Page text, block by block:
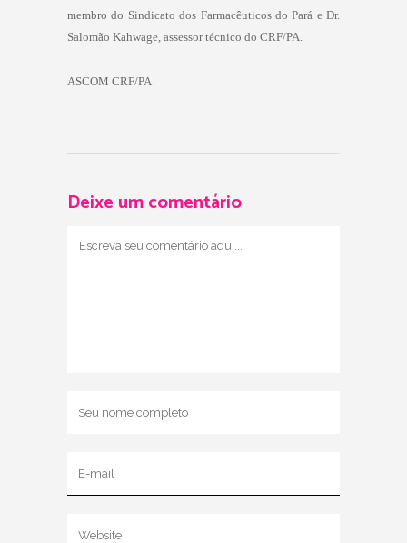
membro do Sindicato dos Farmacêuticos do Pará e Dr.
Salomão Kahwage, assessor técnico do CRF/PA.
ASCOM CRF/PA
Deixe um comentário